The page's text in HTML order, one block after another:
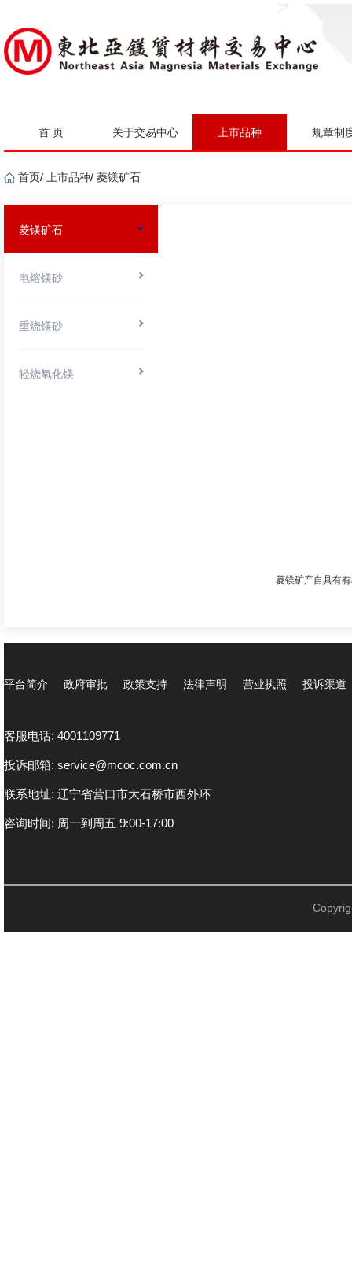
首 页 关于交易中心 上市品种 规章制
首页/ 上市品种/ 菱镁矿石
菱镁矿石
电熔镁砂
重烧镁砂
轻烧氧化镁
菱镁矿产自具有
平台简介 政府审批 政策支持 法律声明 营业执照 投诉渠道
客服电话: 4001109771
投诉邮箱: service@mcoc.com.cn
联系地址: 辽宁省营口市大石桥市西外环
咨询时间: 周一到周五 9:00-17:00